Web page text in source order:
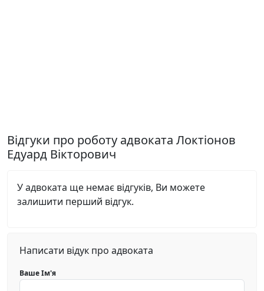
Відгуки про роботу адвоката Локтіонов
Едуард Вікторович
У адвоката ще немає відгуків, Ви можете
залишити перший відгук.
Написати відук про адвоката
Ваше Ім'я